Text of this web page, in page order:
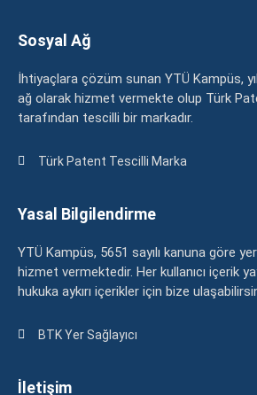
Sosyal Ağ
İhtiyaçlara çözüm sunan YTÜ Kampüs,
ağ olarak hizmet vermekte olup Türk
tarafından tescilli bir markadır.
Türk Patent Tescilli Marka
Yasal Bilgilendirme
YTÜ Kampüs, 5651 sayılı kanuna göre
hizmet vermektedir. Her kullanıcı içerik
hukuka aykırı içerikler için bize
BTK Yer Sağlayıcı
İletişim